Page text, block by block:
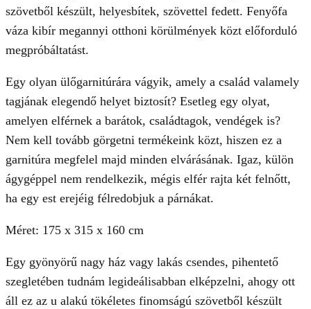
szövetből készült, helyesbítek, szövettel fedett. Fenyőfa
váza kibír megannyi otthoni körülmények közt előforduló
megpróbáltatást.
Egy olyan ülőgarnitúrára vágyik, amely a család valamely
tagjának elegendő helyet biztosít? Esetleg egy olyat,
amelyen elférnek a barátok, családtagok, vendégek is?
Nem kell tovább görgetni termékeink közt, hiszen ez a
garnitúra megfelel majd minden elvárásának. Igaz, külön
ágygéppel nem rendelkezik, mégis elfér rajta két felnőtt,
ha egy est erejéig félredobjuk a párnákat.
Méret: 175 x 315 x 160 cm
Egy gyönyörű nagy ház vagy lakás csendes, pihentető
szegletében tudnám legideálisabban elképzelni, ahogy ott
áll ez az u alakú tökéletes finomságú szövetből készült